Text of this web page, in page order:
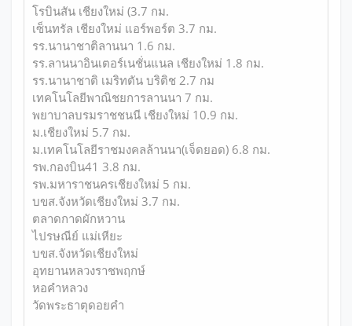
โรบินสัน เชียงใหม่ (3.7 กม.
เซ็นทรัล เชียงใหม่ แอร์พอร์ต 3.7 กม.
รร.นานาชาติลานนา 1.6 กม.
รร.ลานนาอินเตอร์เนชั่นแนล เชียงใหม่ 1.8 กม.
รร.นานาชาติ เมริทตัน บริติช 2.7 กม
เทคโนโลยีพาณิชยการลานนา 7 กม.
พยาบาลบรมราชชนนี เชียงใหม่ 10.9 กม.
ม.เชียงใหม่ 5.7 กม.
ม.เทคโนโลยีราชมงคลล้านนา(เจ็ดยอด) 6.8 กม.
รพ.กองบิน41 3.8 กม.
รพ.มหาราชนครเชียงใหม่ 5 กม.
บขส.จังหวัดเชียงใหม่ 3.7 กม.
ตลาดกาดผักหวาน
ไปรษณีย์ แม่เหียะ
บขส.จังหวัดเชียงใหม่
อุทยานหลวงราชพฤกษ์
หอคำหลวง
วัดพระธาตุดอยคำ